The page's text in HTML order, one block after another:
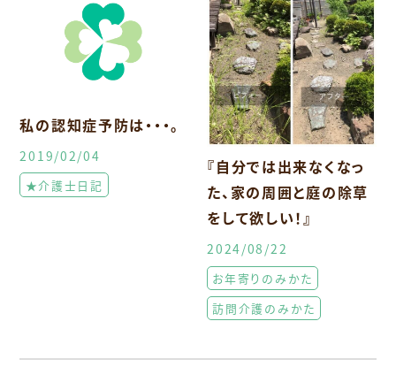
私の認知症予防は・・・。
2019/02/04
★介護士日記
『自分では出来なくなっ
た、家の周囲と庭の除草
をして欲しい！』
2024/08/22
お年寄りのみかた
訪問介護のみかた